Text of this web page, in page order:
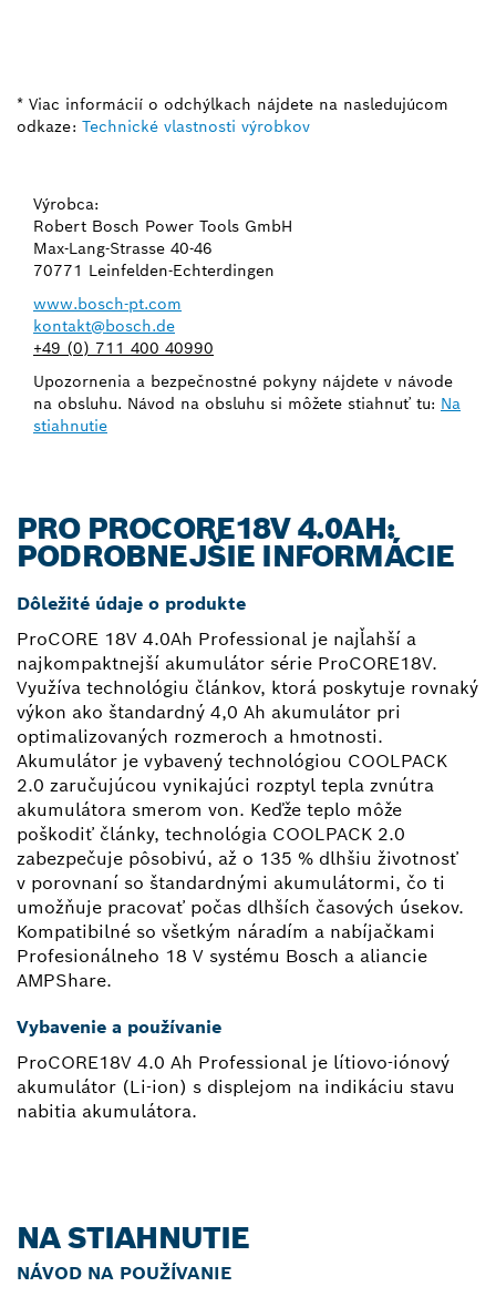
* Viac informácií o odchýlkach nájdete na nasledujúcom
odkaze: Technické vlastnosti výrobkov
Výrobca:
Robert Bosch Power Tools GmbH
Max-Lang-Strasse 40-46
70771 Leinfelden-Echterdingen
www.bosch-pt.com
kontakt@bosch.de
+49 (0) 711 400 40990
Upozornenia a bezpečnostné pokyny nájdete v návode
na obsluhu. Návod na obsluhu si môžete stiahnuť tu: Na
stiahnutie
PRO PROCORE18V 4.0AH:
PODROBNEJŠIE INFORMÁCIE
Dôležité údaje o produkte
ProCORE 18V 4.0Ah Professional je najľahší a
najkompaktnejší akumulátor série ProCORE18V.
Využíva technológiu článkov, ktorá poskytuje rovnaký
výkon ako štandardný 4,0 Ah akumulátor pri
optimalizovaných rozmeroch a hmotnosti.
Akumulátor je vybavený technológiou COOLPACK
2.0 zaručujúcou vynikajúci rozptyl tepla zvnútra
akumulátora smerom von. Keďže teplo môže
poškodiť články, technológia COOLPACK 2.0
zabezpečuje pôsobivú, až o 135 % dlhšiu životnosť
v porovnaní so štandardnými akumulátormi, čo ti
umožňuje pracovať počas dlhších časových úsekov.
Kompatibilné so všetkým náradím a nabíjačkami
Profesionálneho 18 V systému Bosch a aliancie
AMPShare.
Vybavenie a používanie
ProCORE18V 4.0 Ah Professional je lítiovo-iónový
akumulátor (Li-ion) s displejom na indikáciu stavu
nabitia akumulátora.
NA STIAHNUTIE
NÁVOD NA POUŽÍVANIE